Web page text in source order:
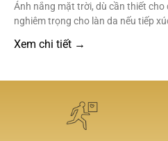
Ánh nắng mặt trời, dù cần thiết cho
nghiêm trọng cho làn da nếu tiếp
Xem chi tiết →